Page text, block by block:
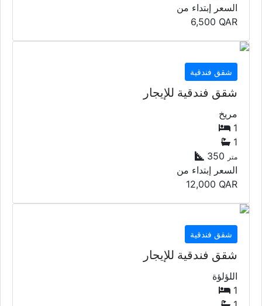
السعر إبتداء من
6,500 QAR
شقق فندقية
شقق فندقية للإيجار
مريخ
1
1
350
متر
السعر إبتداء من
12,000 QAR
شقق فندقية
شقق فندقية للإيجار
اللؤلؤة
1